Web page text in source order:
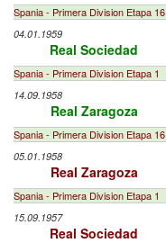
Spania - Primera Division Etapa 16
04.01.1959
Real Sociedad
Spania - Primera Division Etapa 1
14.09.1958
Real Zaragoza
Spania - Primera Division Etapa 16
05.01.1958
Real Zaragoza
Spania - Primera Division Etapa 1
15.09.1957
Real Sociedad